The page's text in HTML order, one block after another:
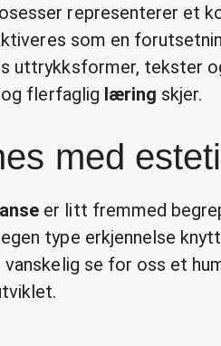
representerer et
som en
uttrykksformer, tekster
flerfaglig læring skjer.
med
er litt fremmed
type erkjennelse
se for oss et